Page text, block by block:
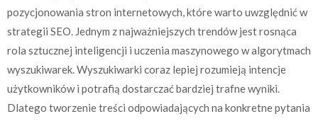
pozycjonowania stron internetowych, które warto uwzględnić w
strategii SEO. Jednym z najważniejszych trendów jest rosnąca
rola sztucznej inteligencji i uczenia maszynowego w algorytmach
wyszukiwarek. Wyszukiwarki coraz lepiej rozumieją intencje
użytkowników i potrafią dostarczać bardziej trafne wyniki.
Dlatego tworzenie treści odpowiadających na konkretne pytania